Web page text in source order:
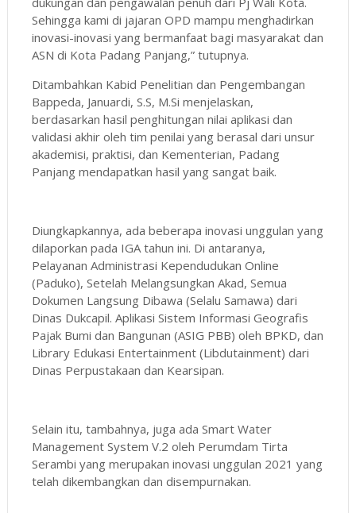
Sehingga kami di jajaran OPD mampu menghadirkan
inovasi-inovasi yang bermanfaat bagi masyarakat dan
ASN di Kota Padang Panjang,” tutupnya.
Ditambahkan Kabid Penelitian dan Pengembangan
Bappeda, Januardi, S.S, M.Si menjelaskan,
berdasarkan hasil penghitungan nilai aplikasi dan
validasi akhir oleh tim penilai yang berasal dari unsur
akademisi, praktisi, dan Kementerian, Padang
Panjang mendapatkan hasil yang sangat baik.
Diungkapkannya, ada beberapa inovasi unggulan yang
dilaporkan pada IGA tahun ini. Di antaranya,
Pelayanan Administrasi Kependudukan Online
(Paduko), Setelah Melangsungkan Akad, Semua
Dokumen Langsung Dibawa (Selalu Samawa) dari
Dinas Dukcapil. Aplikasi Sistem Informasi Geografis
Pajak Bumi dan Bangunan (ASIG PBB) oleh BPKD, dan
Library Edukasi Entertainment (Libdutainment) dari
Dinas Perpustakaan dan Kearsipan.
Selain itu, tambahnya, juga ada Smart Water
Management System V.2 oleh Perumdam Tirta
Serambi yang merupakan inovasi unggulan 2021 yang
telah dikembangkan dan disempurnakan.